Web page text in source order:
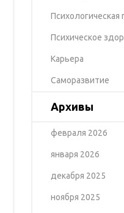
Психическое
Карьера
Саморазвитие
Архивы
февраля 2026
января 2026
декабря 2025
ноября 2025